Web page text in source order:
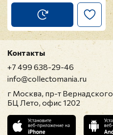
Контакты
+7 499 638-29-46
info@collectomania.ru
г Москва, пр-т
БЦ Лето, офис 1202